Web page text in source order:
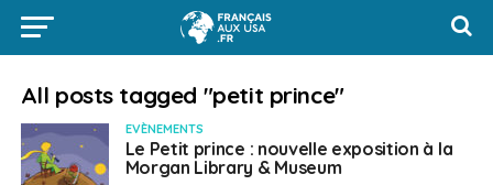
All posts tagged "petit prince"
EVÈNEMENTS
Le Petit prince : nouvelle exposition à la
Morgan Library & Museum